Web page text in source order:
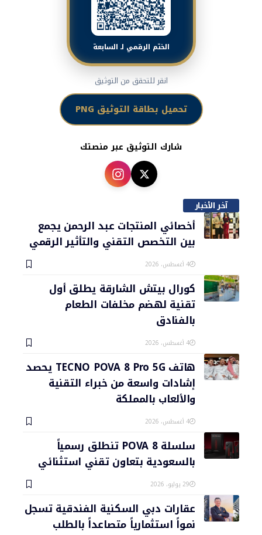
الختم الرقمي لـ السابعة
انقر للتحقق من التوثيق
تحميل بطاقة التوثيق PNG
شارك التوثيق عبر منصتك
آخر الأخبار
أخصائي المنتجات عبد الرحمن يجمع
بين التخصص التقني والتأثير الرقمي
4 أغسطس، 2026
كورال بيتش الشارقة يطلق أول
تقنية لهضم مخلفات الطعام
بالفنادق
4 أغسطس، 2026
هاتف TECNO POVA 8 Pro 5G يحصد
إشادات واسعة من خبراء التقنية
والألعاب بالمملكة
4 أغسطس، 2026
سلسلة POVA 8 تنطلق رسمياً
بالسعودية بتعاون تقني استثنائي
29 يوليو، 2026
عقارات دبي السكنية الفندقية تسجل
نمواً استثمارياً متصاعداً بالطلب